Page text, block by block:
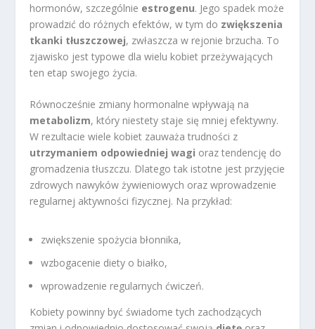
hormonów, szczególnie estrogenu. Jego spadek może
prowadzić do różnych efektów, w tym do zwiększenia
tkanki tłuszczowej, zwłaszcza w rejonie brzucha. To
zjawisko jest typowe dla wielu kobiet przeżywających
ten etap swojego życia.
Równocześnie zmiany hormonalne wpływają na
metabolizm, który niestety staje się mniej efektywny.
W rezultacie wiele kobiet zauważa trudności z
utrzymaniem odpowiedniej wagi oraz tendencję do
gromadzenia tłuszczu. Dlatego tak istotne jest przyjęcie
zdrowych nawyków żywieniowych oraz wprowadzenie
regularnej aktywności fizycznej. Na przykład:
zwiększenie spożycia błonnika,
wzbogacenie diety o białko,
wprowadzenie regularnych ćwiczeń.
Kobiety powinny być świadome tych zachodzących